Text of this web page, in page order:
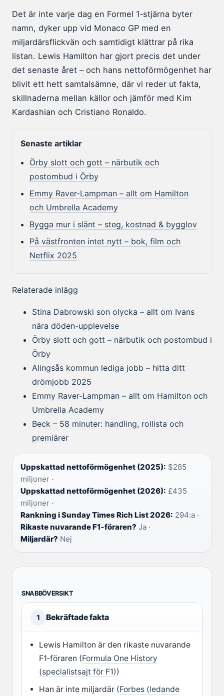
Det är inte varje dag en Formel 1‑stjärna byter
namn, dyker upp vid Monaco GP med en
miljardärsflickvän och samtidigt klättrar på rika
listan. Lewis Hamilton har gjort precis det under
det senaste året – och hans nettoförmögenhet har
blivit ett hett samtalsämne, där vi reder ut fakta,
skillnaderna mellan källor och jämför med Kim
Kardashian och Cristiano Ronaldo.
Senaste artiklar
Örby slott och gott – närbutik och
postombud i Örby
Emmy Raver-Lampman – allt om Hamilton
och Umbrella Academy
Bygga mur i slänt – steg, kostnad & bygglov
På västfronten intet nytt – bok, film och
Netflix 2025
Relaterade inlägg
Stina Dabrowski son olycka – allt om Ivans
nära döden-upplevelse
Örby slott och gott – närbutik och postombud i
Örby
Alingsås kommun lediga jobb – hitta ditt
drömjobb 2025
Emmy Raver-Lampman – allt om Hamilton och
Umbrella Academy
Beck – 58 minuter: handling, rollista och
premiärer
Uppskattad nettoförmögenhet (2025): $285
miljoner ·
Uppskattad nettoförmögenhet (2026): £435
miljoner ·
Rankning i Sunday Times Rich List 2026: 294:a ·
Rikaste nuvarande F1‑föraren? Ja ·
Miljardär? Nej
SNABBÖVERSIKT
1 Bekräftade fakta
Lewis Hamilton är den rikaste nuvarande
F1‑föraren (Formula One History
(specialistsajt för F1))
Han är inte miljardär (Forbes (ledande